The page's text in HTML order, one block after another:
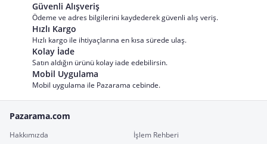
Güvenli Alışveriş
Ödeme ve adres bilgilerini kaydederek güvenli alış veriş.
Hızlı Kargo
Hızlı kargo ile ihtiyaçlarına en kısa sürede ulaş.
Kolay İade
Satın aldığın ürünü kolay iade edebilirsin.
Mobil Uygulama
Mobil uygulama ile Pazarama cebinde.
Pazarama.com
Hakkımızda
İşlem Rehberi